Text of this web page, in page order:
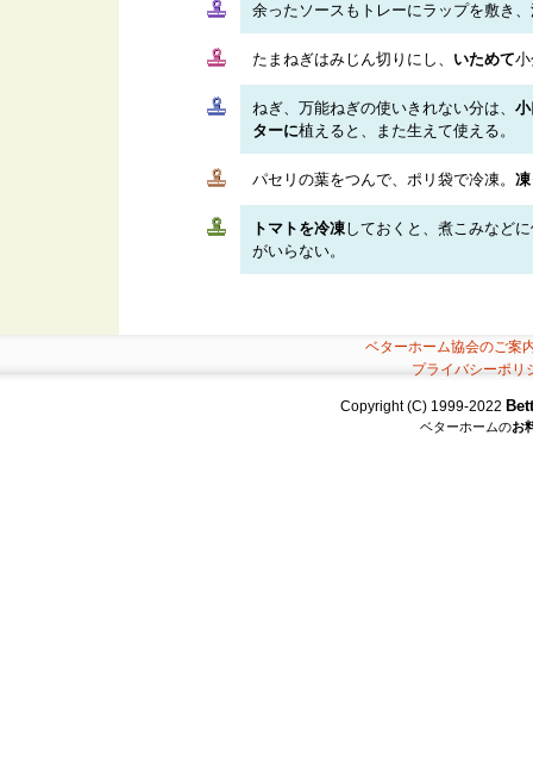
余ったソースもトレーにラップを敷き
たまねぎはみじん切りにし、 いためて
ねぎ、万能ねぎの使いきれない分は、
ターに植えると、また生えて使える。
パセリの葉をつんで、ポリ袋で冷凍。
トマトを冷凍しておくと、煮こみなど
がいらない。
ベターホーム協会のご案
プライバシーポリ
Copyright (C) 1999-2022
ベターホームのお